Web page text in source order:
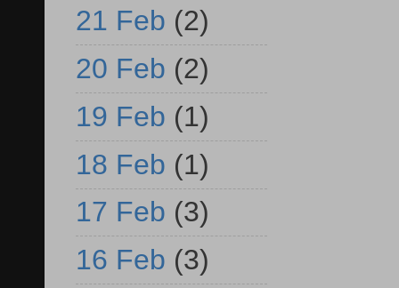
21 Feb (2)
20 Feb (2)
19 Feb (1)
18 Feb (1)
17 Feb (3)
16 Feb (3)